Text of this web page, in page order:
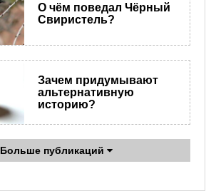
О чём поведал Чёрный
Свиристель?
Зачем придумывают
альтернативную
историю?
Больше публикаций